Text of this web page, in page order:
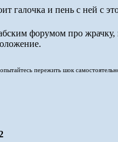
галочка и пень с ней с
форумом про
пережить шок